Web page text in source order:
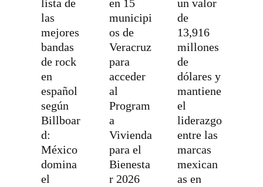
lista de
las
mejores
bandas
de rock
en
español
según
Billboar
d:
México
domina
el
en 15
municipi
os de
Veracruz
para
acceder
al
Program
a
Vivienda
para el
Bienesta
r 2026
un valor
de
13,916
millones
de
dólares y
mantiene
el
liderazgo
entre las
marcas
mexican
as en